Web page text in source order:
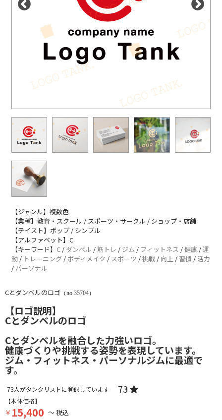
【ジャンル】複数色
【業種】教育・スクール / スポーツ・サークル / ショップ・店舗
【テイスト】ポップ / シンプル
【アルファベット】C
【キーワード】 C / ダンベル /筋トレ / ジム / フィットネス /健康 /運
動 / トレーニング / ボディメイク / スポーツ /挑戦 / 向上 / 習慣 / 活力
/ パーソナル
Cとダンベルのロゴ （no.35704）
【ロゴ説明】
Cとダンベルのロゴ
Cとダンベルを融合した力強いロゴ。
健康づくりや挑戦する姿勢を表現しています。
ジム・フィットネス・パーソナルジムに最適で
す。
73人がタンクリストに登録しています 73
【本体価格】
￥ 15,400 ～ 税込